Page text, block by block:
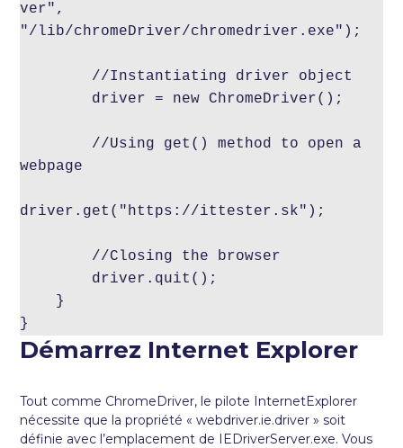
ver",
"/lib/chromeDriver/chromedriver.exe");
webpage
driver.get("https://ittester.sk");
}
Démarrez Internet Explorer
Tout comme ChromeDriver, le pilote InternetExplorer
nécessite que la propriété « webdriver.ie.driver » soit
définie avec l’emplacement de IEDriverServer.exe. Vous